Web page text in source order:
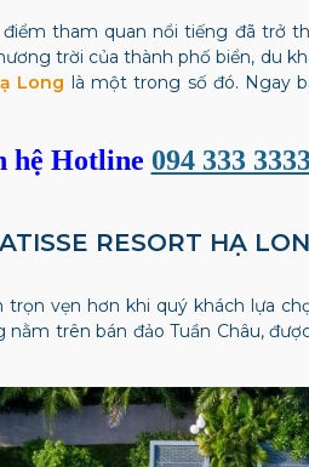
tham quan nổi tiếng đã trở
trời của thành phố biển, du
Long là một trong số đó. Ngay
hệ Hotline 094 333
RESORT HẠ
vẹn hơn khi quý khách lựa
trên bán đảo Tuần Châu,